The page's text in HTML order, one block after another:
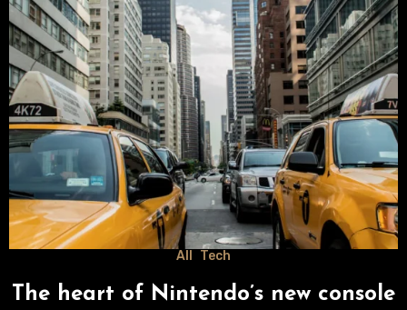
All Tech
The heart of Nintendo’s new console